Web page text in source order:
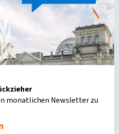
monatlichen Newsletter zu